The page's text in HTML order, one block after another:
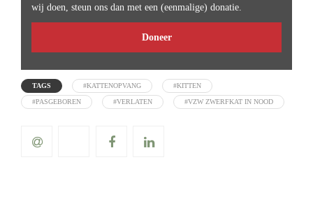
wij doen, steun ons dan met een (eenmalige) donatie.
Doneer
TAGS #KATTENOPVANG #KITTEN
#PASGEBOREN #VERLATEN #VZW ZWERFKAT IN NOOD